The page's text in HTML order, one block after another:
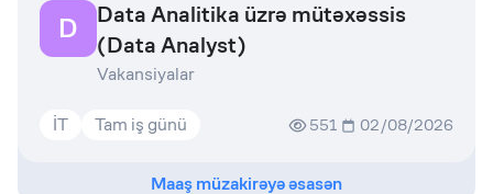
D
Data Analitika üzrə mütəxəssis
(Data Analyst)
Vakansiyalar
İT Tam iş günü 551 02/08/2026
Maaş müzakirəyə əsasən